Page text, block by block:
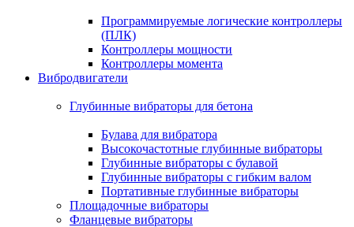
Программируемые логические контроллеры
(ПЛК)
Контроллеры мощности
Контроллеры момента
Вибродвигатели
Глубинные вибраторы для бетона
Булава для вибратора
Высокочастотные глубинные вибраторы
Глубинные вибраторы с булавой
Глубинные вибраторы с гибким валом
Портативные глубинные вибраторы
Площадочные вибраторы
Фланцевые вибраторы